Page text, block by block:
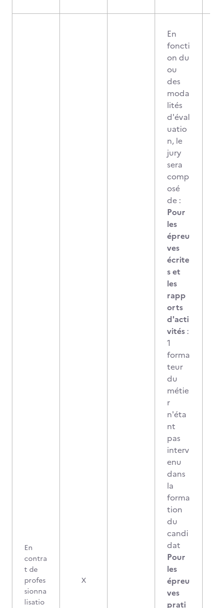
En
contra
t de
profes
sionna
lisatio
X
En
foncti
on du
ou
des
moda
lités
d'éval
uatio
n, le
jury
sera
comp
osé
de :
Pour
les
épreu
ves
écrite
s et
les
rapp
orts
d'acti
vités :
1
forma
teur
du
métie
r
n'éta
nt
pas
interv
enu
dans
la
forma
tion
du
candi
dat
Pour
les
épreu
ves
prati